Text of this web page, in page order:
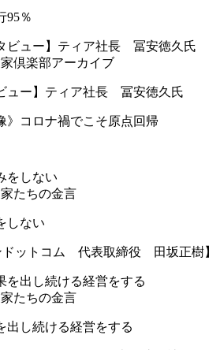
95％
倶楽部アーカイブ
ュー】ティア社長 冨安徳久氏
》コロナ禍でこそ原点回帰
たちの金言
しない
ドットコム 代表取締役 田坂正樹】
たちの金言
出し続ける経営をする